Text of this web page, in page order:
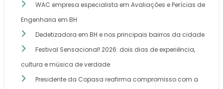
WAC empresa especialista em Avaliações e Perícias de
Engenharia em BH
Dedetizadora em BH e nos principais bairros da cidade
Festival Sensacional! 2026: dois dias de experiência,
cultura e música de verdade
Presidente da Copasa reafirma compromisso com a